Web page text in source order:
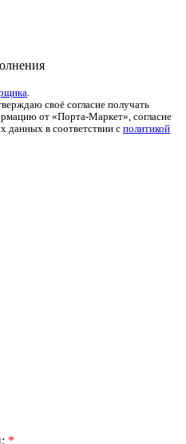
.
своё согласие получать
от «Порта-Маркет», согласие
данных в соответствии с политикой
*